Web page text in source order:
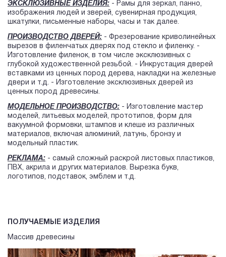
ЭКСКЛЮЗИВНЫЕ ИЗДЕЛИЯ: - Рамы для зеркал, панно,
изображения людей и зверей, сувенирная продукция,
шкатулки, письменные наборы, часы и так далее.
ПРОИЗВОДСТВО ДВЕРЕЙ: - Фрезерование криволинейных
вырезов в филенчатых дверях под стекло и филенку. -
Изготовление филенок, в том числе эксклюзивных с
глубокой художественной резьбой. - Инкрустация дверей
вставками из ценных пород дерева, накладки на железные
двери и т.д. - Изготовление эксклюзивных дверей из
ценных пород древесины.
МОДЕЛЬНОЕ ПРОИЗВОДСТВО: - Изготовление мастер
моделей, литьевых моделей, прототипов, форм для
вакуумной формовки, штампов и клеше из различных
материалов, включая алюминий, латунь, бронзу и
модельный пластик.
РЕКЛАМА: - самый сложный раскрой листовых пластиков,
ПВХ, акрила и других материалов. Вырезка букв,
логотипов, подставок, эмблем и т.д.
ПОЛУЧАЕМЫЕ ИЗДЕЛИЯ
Массив древесины